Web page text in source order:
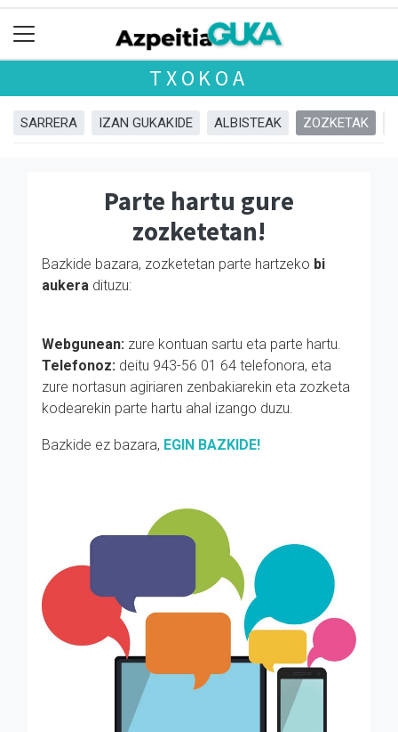
TXOKOA
SARRERA IZAN GUKAKIDE ALBISTEAK ZOZKETAK
Parte hartu gure
zozketetan!
Bazkide bazara, zozketetan parte hartzeko bi
aukera dituzu:
Webgunean: zure kontuan sartu eta parte hartu.
Telefonoz: deitu 943-56 01 64 telefonora, eta
zure nortasun agiriaren zenbakiarekin eta zozketa
kodearekin parte hartu ahal izango duzu.
Bazkide ez bazara, EGIN BAZKIDE!